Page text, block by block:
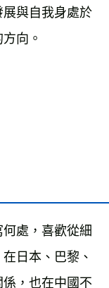
與自我身處於
向。
處，喜歡從細
日本、巴黎、
，也在中國不